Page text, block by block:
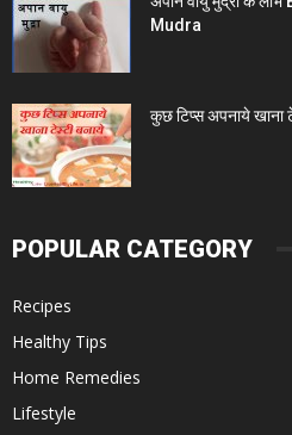
Mudra
कुछ टिप्स अपनाये
POPULAR CATEGORY
Recipes
Healthy Tips
Home Remedies
Lifestyle